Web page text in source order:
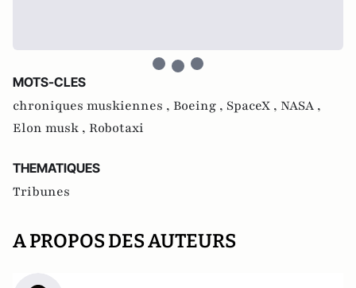
MOTS-CLES
chroniques muskiennes , Boeing , SpaceX , NASA ,
Elon musk , Robotaxi
THEMATIQUES
Tribunes
A PROPOS DES AUTEURS